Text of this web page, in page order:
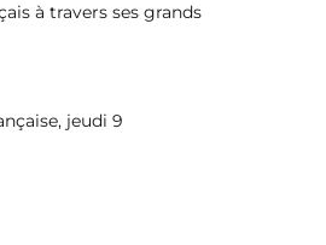
à travers ses grands
jeudi 9